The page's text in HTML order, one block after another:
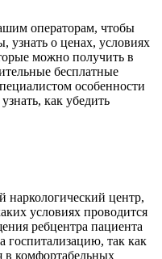
операторам, чтобы
узнать о ценах, условиях
можно получить в
бесплатные
особенности
как убедить
наркологический центр,
условиях проводится
ребцентра пациента
госпитализацию, так как
в комфортабельных